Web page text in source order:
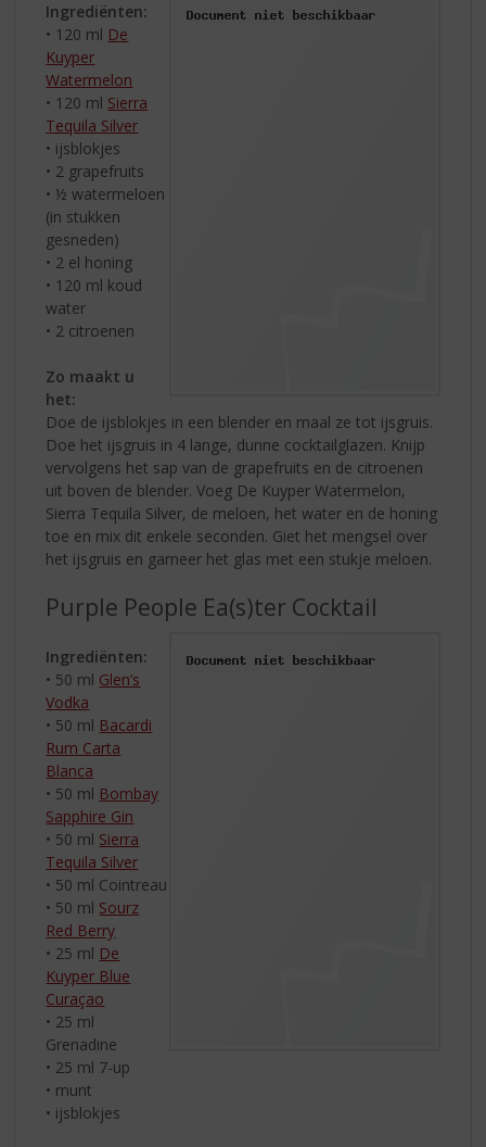
Ingrediënten:
• 120 ml De
Kuyper
Watermelon
• 120 ml Sierra
Tequila Silver
• ijsblokjes
• 2 grapefruits
• ½ watermeloen
(in stukken
gesneden)
• 2 el honing
• 120 ml koud
water
• 2 citroenen
Zo maakt u
het:
Doe de ijsblokjes in een blender en maal ze tot ijsgruis.
Doe het ijsgruis in 4 lange, dunne cocktailglazen. Knijp
vervolgens het sap van de grapefruits en de citroenen
uit boven de blender. Voeg De Kuyper Watermelon,
Sierra Tequila Silver, de meloen, het water en de honing
toe en mix dit enkele seconden. Giet het mengsel over
het ijsgruis en garneer het glas met een stukje meloen.
Purple People Ea(s)ter Cocktail
Ingrediënten:
• 50 ml Glen’s
Vodka
• 50 ml Bacardi
Rum Carta
Blanca
• 50 ml Bombay
Sapphire Gin
• 50 ml Sierra
Tequila Silver
• 50 ml Cointreau
• 50 ml Sourz
Red Berry
• 25 ml De
Kuyper Blue
Curaçao
• 25 ml
Grenadine
• 25 ml 7-up
• munt
• ijsblokjes